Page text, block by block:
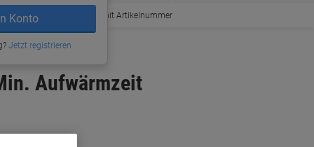
Konto
Jetzt registrieren
Bestellen mit Artikelnummer
Aufwärmzeit